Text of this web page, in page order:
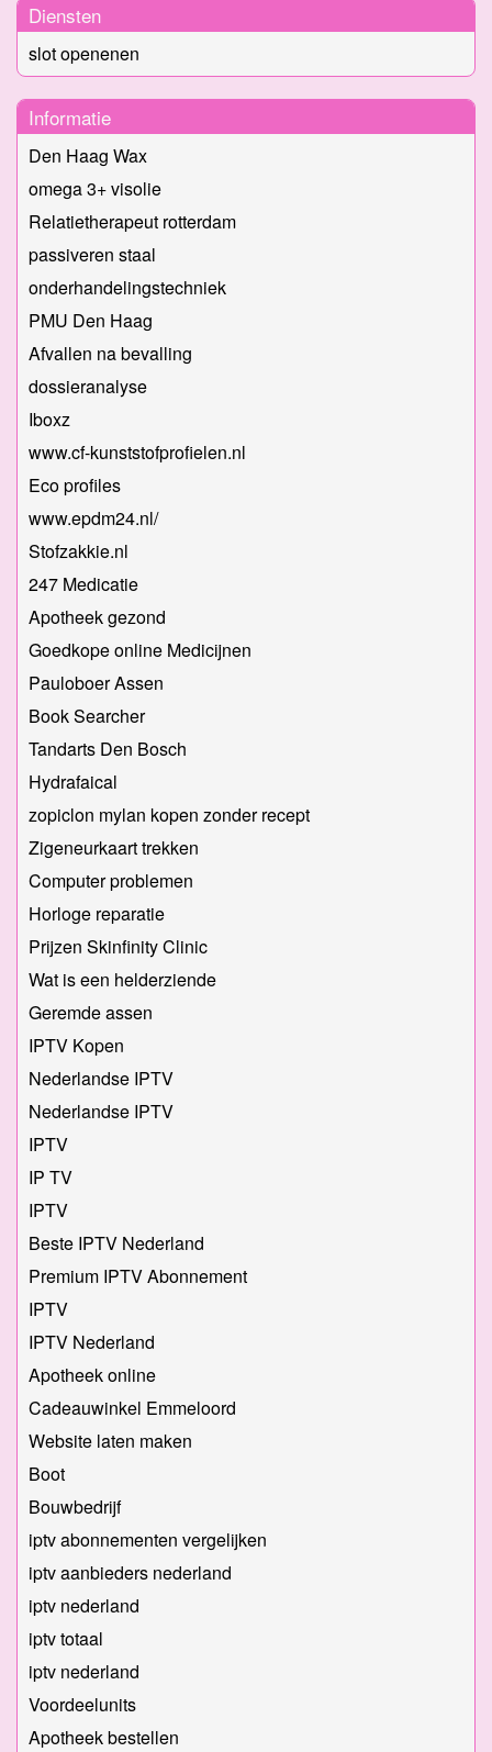
Diensten
slot openenen
Informatie
Den Haag Wax
omega 3+ visolie
Relatietherapeut rotterdam
passiveren staal
onderhandelingstechniek
PMU Den Haag
Afvallen na bevalling
dossieranalyse
Iboxz
www.cf-kunststofprofielen.nl
Eco profiles
www.epdm24.nl/
Stofzakkie.nl
247 Medicatie
Apotheek gezond
Goedkope online Medicijnen
Pauloboer Assen
Book Searcher
Tandarts Den Bosch
Hydrafaical
zopiclon mylan kopen zonder recept
Zigeneurkaart trekken
Computer problemen
Horloge reparatie
Prijzen Skinfinity Clinic
Wat is een helderziende
Geremde assen
IPTV Kopen
Nederlandse IPTV
Nederlandse IPTV
IPTV
IP TV
IPTV
Beste IPTV Nederland
Premium IPTV Abonnement
IPTV
IPTV Nederland
Apotheek online
Cadeauwinkel Emmeloord
Website laten maken
Boot
Bouwbedrijf
iptv abonnementen vergelijken
iptv aanbieders nederland
iptv nederland
iptv totaal
iptv nederland
Voordeelunits
Apotheek bestellen